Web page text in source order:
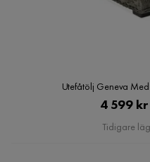
Utefåtölj Geneva
4 599 kr
Tidigare